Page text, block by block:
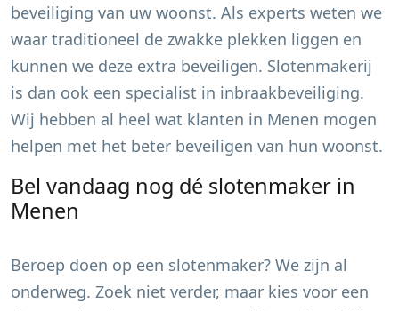
beveiliging van uw woonst. Als experts weten we
waar traditioneel de zwakke plekken liggen en
kunnen we deze extra beveiligen. Slotenmakerij
is dan ook een specialist in inbraakbeveiliging.
Wij hebben al heel wat klanten in Menen mogen
helpen met het beter beveiligen van hun woonst.
Bel vandaag nog dé slotenmaker in
Menen
Beroep doen op een slotenmaker? We zijn al
onderweg. Zoek niet verder, maar kies voor een